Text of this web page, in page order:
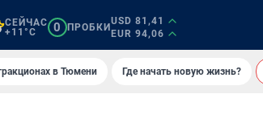
СЕЙЧАС
+11°C
0 ПРОБКИ
USD 81,41
EUR 94,06
в Тюмени Где начать новую жизнь?